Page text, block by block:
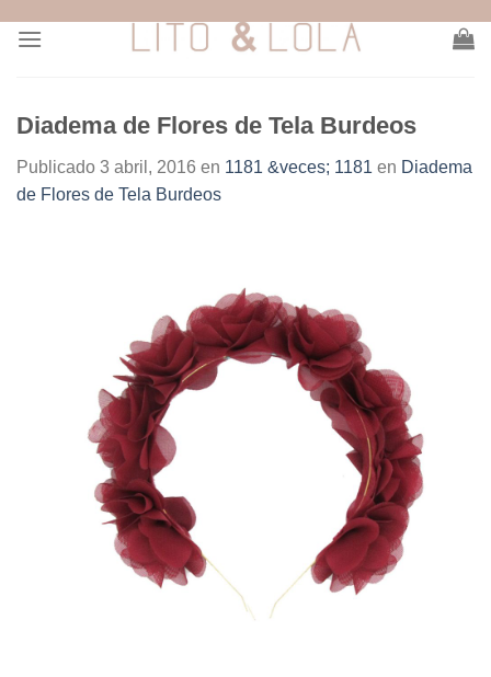
Diadema de Flores de Tela Burdeos
Publicado 3 abril, 2016 en 1181 &veces; 1181 en Diadema
de Flores de Tela Burdeos